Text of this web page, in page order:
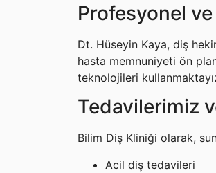
Profesyonel
Dt. Hüseyin Kaya, diş
hasta memnuniyeti ön
teknolojileri
Tedavilerimiz
Bilim Diş Kliniği olarak,
Acil diş tedavileri